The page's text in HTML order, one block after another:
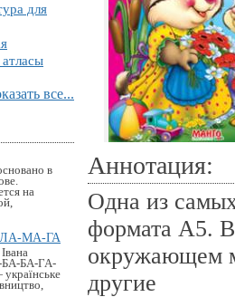
для
все...
в
на
МА-ГА
БА-БА-ГА-
Аннотация:
Одна из
формата А5.
окружающем
другие